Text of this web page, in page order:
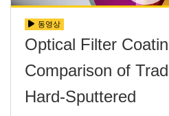
동영상
Optical Filter
Comparison of
Hard-Sputtered